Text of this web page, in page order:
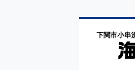
下関市小串